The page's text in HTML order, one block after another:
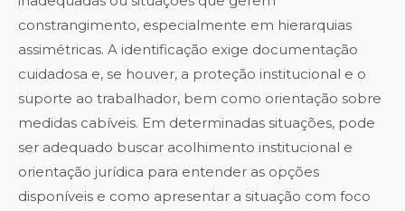
constrangimento, especialmente em hierarquias
assimétricas. A identificação exige documentação
cuidadosa e, se houver, a proteção institucional e o
suporte ao trabalhador, bem como orientação sobre
medidas cabíveis. Em determinadas situações, pode
ser adequado buscar acolhimento institucional e
orientação jurídica para entender as opções
disponíveis e como apresentar a situação com foco